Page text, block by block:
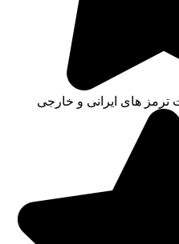
های ایرانی و خارجی